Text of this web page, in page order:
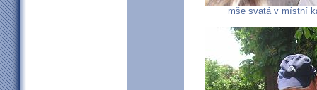
mše svatá v místní